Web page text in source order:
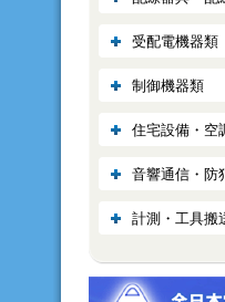
受配電機器類
制御機器類
住宅設備・空
音響通信・防
計測・工具搬